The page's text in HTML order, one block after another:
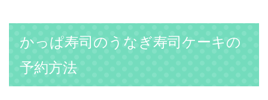
かっぱ寿司のうなぎ寿司ケーキの
予約方法